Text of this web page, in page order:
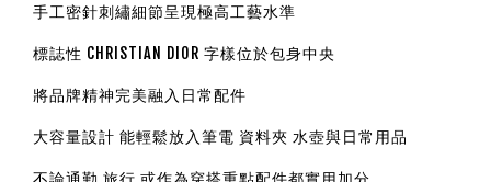
手工密針刺繡細節呈現極高工藝水準
標誌性 CHRISTIAN DIOR 字樣位於包身中央
將品牌精神完美融入日常配件
大容量設計 能輕鬆放入筆電 資料夾 水壺與日常用品
不論通勤 旅行 或作為穿搭重點配件都實用加分